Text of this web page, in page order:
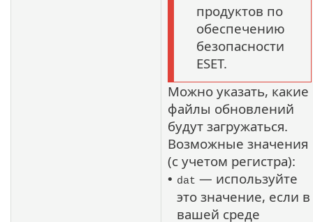
продуктов по
обеспечению
безопасности
ESET.
Можно указать, какие
файлы обновлений
будут загружаться.
Возможные значения
(с учетом регистра):
• dat — используйте
это значение, если в
вашей среде